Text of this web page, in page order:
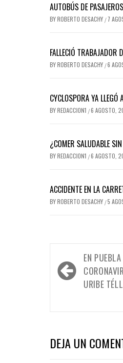
AUTOBÚS DE
BYROBERTO DESACHY / 7
FALLECIÓ TRABAJADOR
BYROBERTO DESACHY /6
CYCLOSPORA YA
BYREDACCION1 /6 AGOSTO,
¿COMER SALUDABLE
BYREDACCION1 /6 AGOSTO,
ACCIDENTE EN LA
BYROBERTO DESACHY /5
Navegación
de
entradas
EN
URIBE
DEJA UN